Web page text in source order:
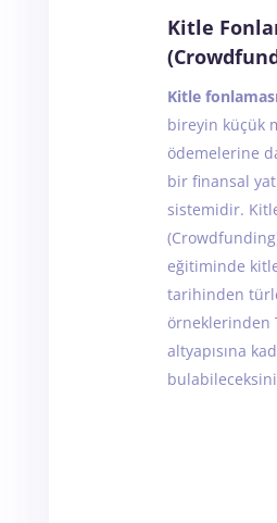
Kitle
Kitle
bireyin küçük
ödemelerine
bir finansal
sistemidir.
eğitiminde
tarihinden
örneklerinden
altyapısına